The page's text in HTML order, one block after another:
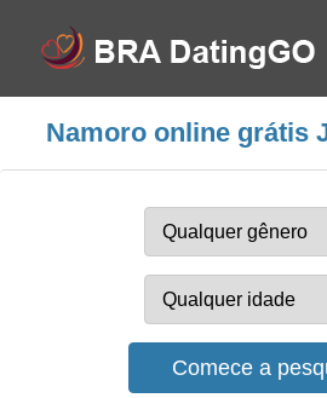
Namoro online grátis